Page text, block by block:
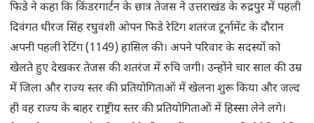
फिडे ने कहा कि किंडरगार्टन के छात्र तेजस ने उत्तराखंड के रुद्रपुर में पहली
दिवंगत धीरज सिंह रघुवंशी ओपन फिडे रेटिग शतरंज टूर्नामेंट के दौरान
अपनी पहली रेटिंग (1149) हासिल की। अपने परिवार के सदस्यों को
खेलते हुए देखकर तेजस की शतरंज में रुचि जगी। उन्होंने चार साल की उम्र
में जिला और राज्य स्तर की प्रतियोगिताओं में खेलना शुरू किया और जल्द
ही वह राज्य के बाहर राष्ट्रीय स्तर की प्रतियोगिताओं में हिस्सा लेने लगे।